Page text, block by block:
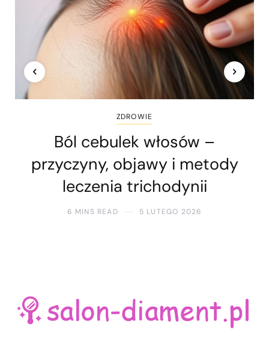
ZDROWIE
Ból cebulek włosów –
przyczyny, objawy i metody
leczenia trichodynii
6 MINS READ 5 LUTEGO 2026